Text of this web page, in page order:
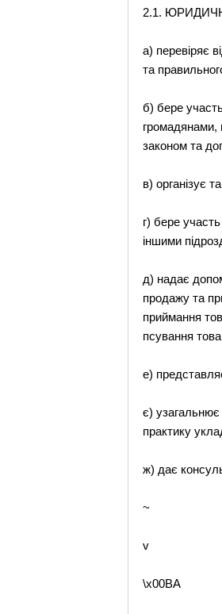
2.1.
а) перевіряє
та
б) бере
громадянами,
законом та
в) організує
г) бере
іншими
д) надає
продажу та
приймання
псування
е)
є)
практику
ж) дає
~
v
\x00BA